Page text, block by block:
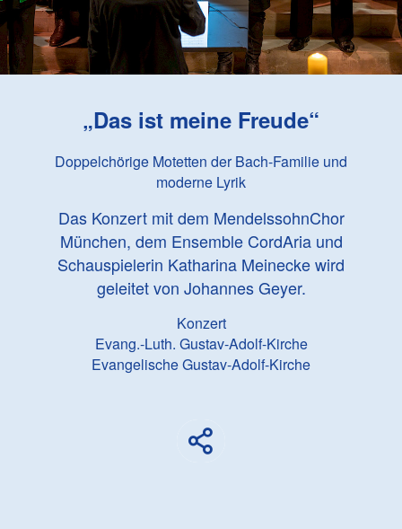
„Das ist meine Freude“
Doppelchörige Motetten der Bach-Familie und
moderne Lyrik
Das Konzert mit dem MendelssohnChor
München, dem Ensemble CordAria und
Schauspielerin Katharina Meinecke wird
geleitet von Johannes Geyer.
Konzert
Evang.-Luth. Gustav-Adolf-Kirche
Evangelische Gustav-Adolf-Kirche